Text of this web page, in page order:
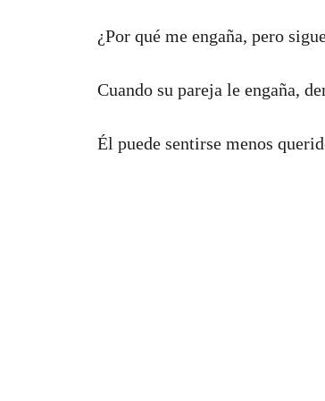
¿Por qué me engaña, pero
Cuando su pareja le engaña,
Él puede sentirse menos